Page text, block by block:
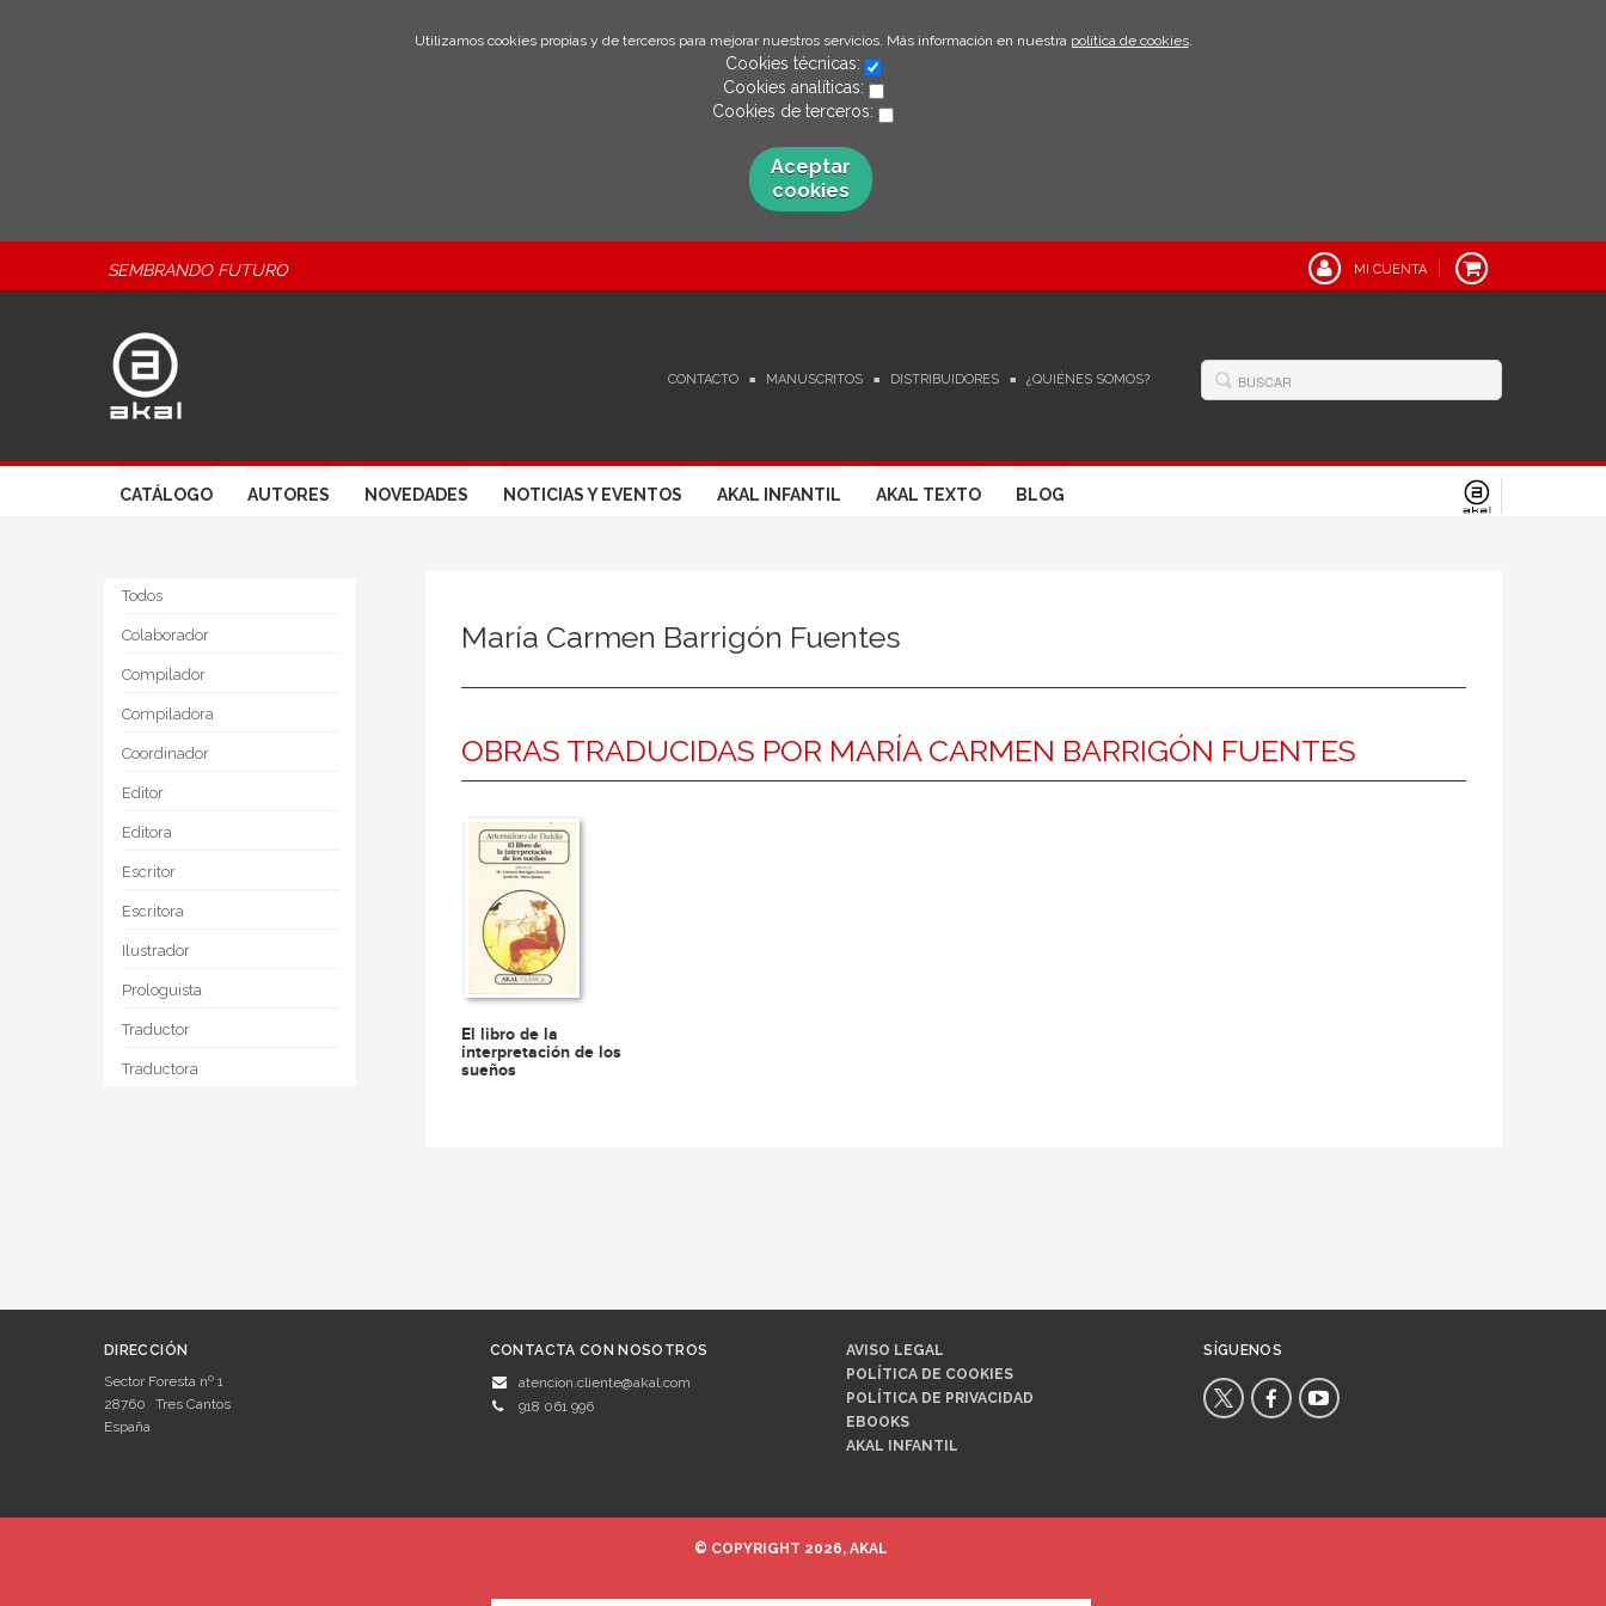
Utilizamos cookies propias y de terceros para mejorar nuestros servicios. Más información en nuestra política de cookies.
Cookies técnicas:
Cookies analíticas:
Cookies de terceros:
Aceptar
cookies
SEMBRANDO FUTURO MI CUENTA
CONTACTO MANUSCRITOS DISTRIBUIDORES ¿QUIÉNES SOMOS?
CATÁLOGO AUTORES NOVEDADES NOTICIAS Y EVENTOS AKAL INFANTIL AKAL TEXTO BLOG
Todos
Colaborador
Compilador
Compiladora
Coordinador
Editor
Editora
Escritor
Escritora
Ilustrador
Prologuista
Traductor
Traductora
María Carmen Barrigón Fuentes
OBRAS TRADUCIDAS POR MARÍA CARMEN BARRIGÓN FUENTES
El libro de la
interpretación de los
sueños
DIRECCIÓN
Sector Foresta nº 1
28760
Tres Cantos
España
CONTACTA CON NOSOTROS
atencion.cliente@akal.com
918 061 996
AVISO LEGAL
POLÍTICA DE COOKIES
POLÍTICA DE PRIVACIDAD
EBOOKS
AKAL INFANTIL
SÍGUENOS
© COPYRIGHT 2026, AKAL